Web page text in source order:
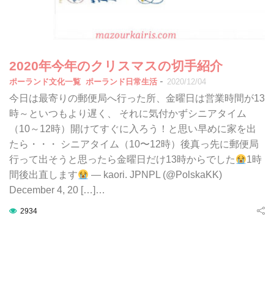
2020年今年のクリスマスの切手紹介
ポーランド文化一覧 ポーランド日常生活 - 2020/12/04
今日は最寄りの郵便局へ行った所、金曜日は営業時間が13
時～といつもより遅く、 それに気付かずシニアタイム
（10～12時）開けてすぐに入ろう！と思い早めに家を出
たら・・・ シニアタイム（10〜12時）後真っ先に郵便局
行って出そうと思ったら金曜日だけ13時からでした
1時
間後出直します
— kaori. JPNPL (@PolskaKK)
December 4, 20 […]…
2934